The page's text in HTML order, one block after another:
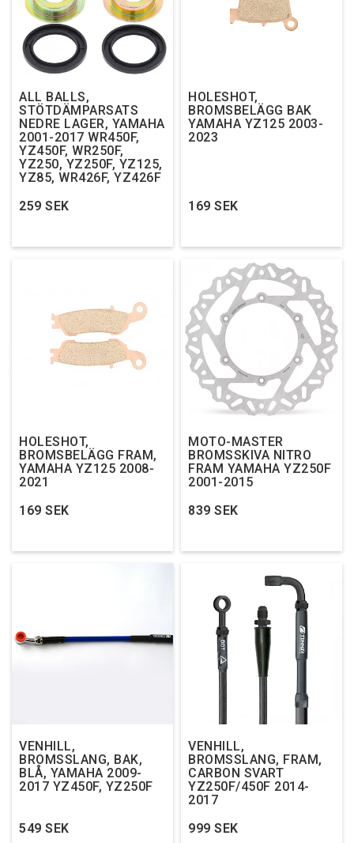
ALL BALLS,
STÖTDÄMPARSATS
NEDRE LAGER, YAMAHA
2001-2017 WR450F,
YZ450F, WR250F,
YZ250, YZ250F, YZ125,
YZ85, WR426F, YZ426F
259 SEK
HOLESHOT,
BROMSBELÄGG BAK
YAMAHA YZ125 2003-
2023
169 SEK
HOLESHOT,
BROMSBELÄGG FRAM,
YAMAHA YZ125 2008-
2021
169 SEK
MOTO-MASTER
BROMSSKIVA NITRO
FRAM YAMAHA YZ250F
2001-2015
839 SEK
VENHILL,
BROMSSLANG, BAK,
BLÅ, YAMAHA 2009-
2017 YZ450F, YZ250F
549 SEK
VENHILL,
BROMSSLANG, FRAM,
CARBON SVART
YZ250F/450F 2014-
2017
999 SEK